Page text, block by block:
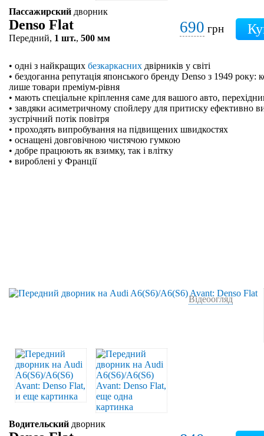
Пассажирский дворник
Denso Flat
Передний, 1 шт., 500 мм
690 грн
• одні з найкращих безкаркасних двірників у світі
• бездоганна репутація японського бренду Denso з 1949 року:
лише товари преміум-рівня
• мають спеціальне кріплення саме для вашого авто,
• завдяки асиметричному спойлеру для притиску ефективно
зустрічний потік повітря
• проходять випробування на підвищених швидкостях
• оснащені довговічною чистячою гумкою
• добре працюють як взимку, так і влітку
• вироблені у Франції
Відеоогляд
Водительский дворник